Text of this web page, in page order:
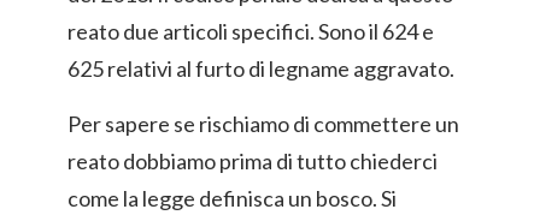
reato due articoli specifici. Sono il 624 e
625 relativi al furto di legname aggravato.
Per sapere se rischiamo di commettere un
reato dobbiamo prima di tutto chiederci
come la legge definisca un bosco. Si